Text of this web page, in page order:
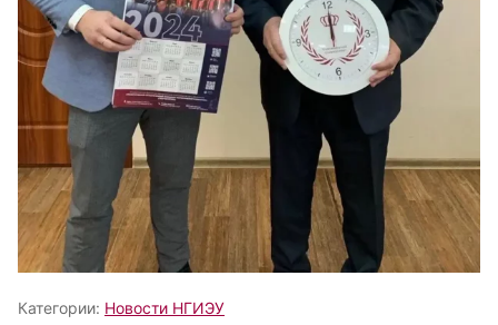
Категории: Новости НГИЭУ